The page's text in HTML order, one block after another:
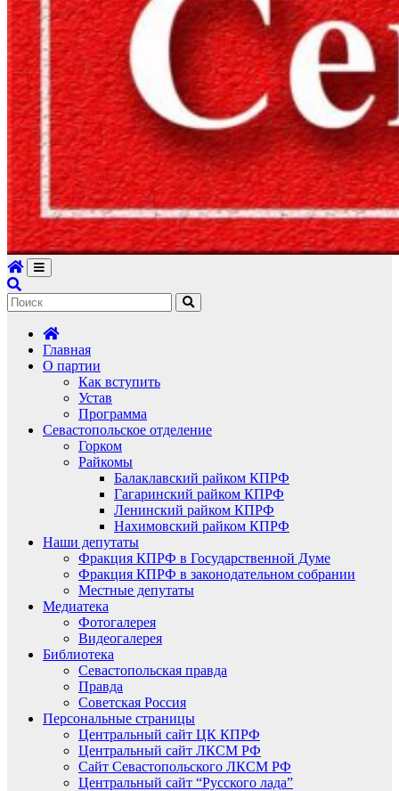
Главная
О партии
Как вступить
Устав
Программа
Севастопольское отделение
Горком
Райкомы
Балаклавский райком КПРФ
Гагаринский райком КПРФ
Ленинский райком КПРФ
Нахимовский райком КПРФ
Наши депутаты
Фракция КПРФ в Государственной Думе
Фракция КПРФ в законодательном собрании
Местные депутаты
Медиатека
Фотогалерея
Видеогалерея
Библиотека
Севастопольская правда
Правда
Советская Россия
Персональные страницы
Центральный сайт ЦК КПРФ
Центральный сайт ЛКСМ РФ
Сайт Севастопольского ЛКСМ РФ
Центральный сайт “Русского лада”